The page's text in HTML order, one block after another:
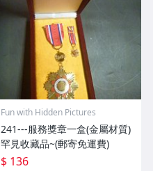
Fun with Hidden Pictures
241---服務獎章一盒(金屬材質)
罕見收藏品~(郵寄免運費)
$ 136